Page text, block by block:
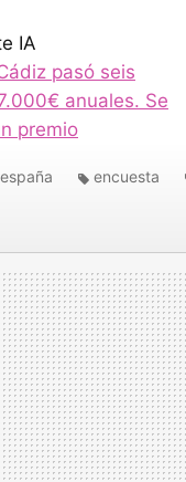
IA
pasó seis
anuales. Se
premio
españa encuesta